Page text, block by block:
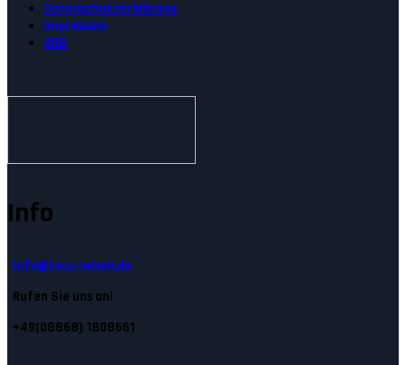
Datenschutzerklärung
Impressum
AGB
Info
Info@tecs-reisen.de
Rufen Sie uns an!
+49(08868) 1808661